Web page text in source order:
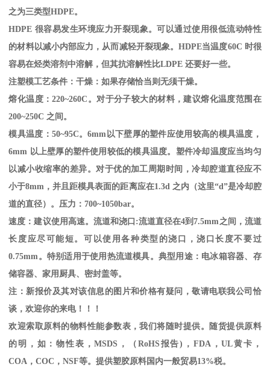
之为三类型HDPE。
HDPE 很容易发生环境应力开裂现象。可以通过使用很低流动特性
的材料以减小内部应力，从而减轻开裂现象。HDPE当温度60C 时很
容易在烃类溶剂中溶解，但其抗溶解性比LDPE还要好一些。
注塑模工艺条件：干燥：如果存储恰当则无须干燥。
熔化温度：220~260C 。对于分子较大的材料，建议熔化温度范围在
200~250C 之间。
模具温度： 50~95C。6mm以下壁厚的塑件应使用较高的模具温度，
6mm 以上壁厚的塑件使用较低的模具温度。塑件冷却温度应当均匀
以减小收缩率的差异。对于优的加工周期时间，冷却腔道直径应不
小于8mm ，并且距模具表面的距离应在1.3d 之内（这里“d”是冷却腔
道的直径）。压力：700~1050bar。
速度：建议使用高速。流道和浇口 :流道直径在4到7.5mm之间，流道
长度应尽可能短。可以使用各种类型的浇口，浇口长度不要过
0.75mm。特别适用于使用热流道模具。典型用途：电冰箱容器、存
储容器、家用厨具、密封盖等。
注：新报价及其对该信息的图片和价格有疑问，敬请电联我公司恰
谈，欢迎你的来电！！！
欢迎索取原料的物料性能参数表，我们将随时提供。随货提供原料
的明，如：物性表，MSDS ， （ RoHS 报告) ， FDA，UL黄卡，
COA ，COC ，NSF等。提供塑胶原料国内一般贸易13%税。